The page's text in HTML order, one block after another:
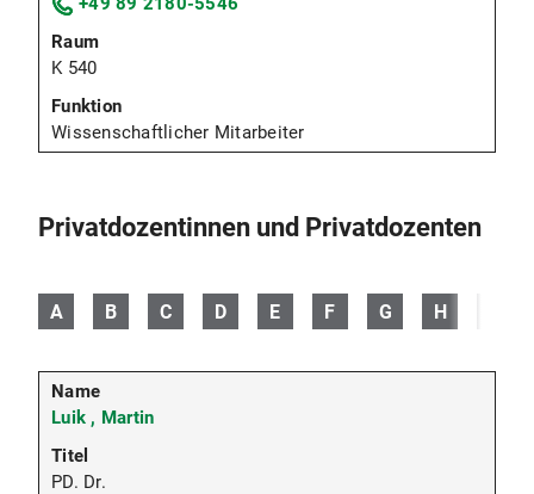
K 540
Wissenschaftlicher Mitarbeiter
Privatdozentinnen und Privatdozenten
A B C D E F G H
Luik , Martin
PD. Dr.